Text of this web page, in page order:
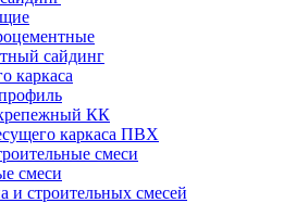
сайдинг
каркаса
КК
каркаса ПВХ
смеси
смеси
и строительных смесей